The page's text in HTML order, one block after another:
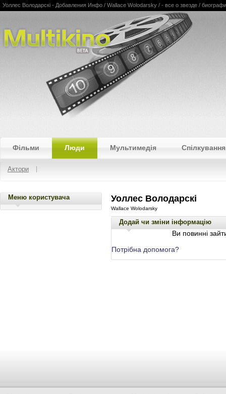
Multikino
Уоллес Володарскі - Добавления Инфо / Wallace Wolodarsky / - все о звезде /
Фільми Люди Мультимедія Спілкування
Актори
Меню користувача Уоллес Володарскі
Wallace Wolodarsky
Додай чи зміни інформацію
Ви повинні
Потрібна допомога?